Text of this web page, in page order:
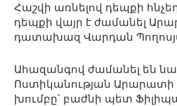
Հաշվի առնելով դեպքի
դեպքի վայր է ժամանել
դատախազ Վարդան
Ահազանգով ժամանել են
Ոստիկանության
խումբը՝ բաժնի պետ